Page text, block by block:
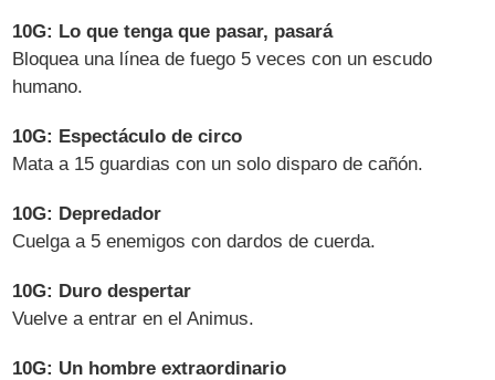
10G: Lo que tenga que pasar, pasará
Bloquea una línea de fuego 5 veces con un escudo
humano.
10G: Espectáculo de circo
Mata a 15 guardias con un solo disparo de cañón.
10G: Depredador
Cuelga a 5 enemigos con dardos de cuerda.
10G: Duro despertar
Vuelve a entrar en el Animus.
10G: Un hombre extraordinario